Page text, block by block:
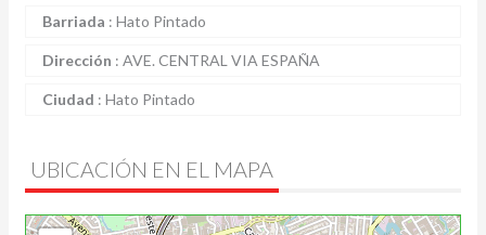
Barriada : Hato Pintado
Dirección : AVE. CENTRAL VIA ESPAÑA
Ciudad : Hato Pintado
UBICACIÓN EN EL MAPA